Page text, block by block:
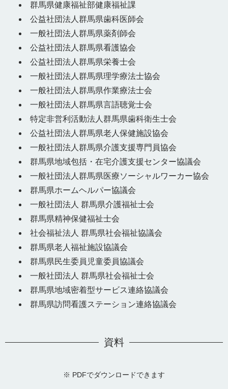
群馬県健康福祉部健康福祉課
公益社団法人群馬県歯科医師会
一般社団法人群馬県薬剤師会
公益社団法人群馬県看護協会
公益社団法人群馬県栄養士会
一般社団法人群馬県理学療法士協会
一般社団法人群馬県作業療法士会
一般社団法人群馬県言語聴覚士会
特定非営利活動法人群馬県歯科衛生士会
公益社団法人群馬県老人保健施設協会
一般社団法人群馬県介護支援専門員協会
群馬県地域包括・在宅介護支援センター協議会
一般社団法人群馬県医療ソーシャルワーカー協会
群馬県ホームヘルパー協議会
一般社団法人 群馬県介護福祉士会
群馬県精神保健福祉士会
社会福祉法人 群馬県社会福祉協議会
群馬県老人福祉施設協議会
群馬県民生委員児童委員協議会
一般社団法人 群馬県社会福祉士会
群馬県地域密着型サービス連絡協議会
群馬県訪問看護ステーション連絡協議会
資料
※ PDFでダウンロードできます